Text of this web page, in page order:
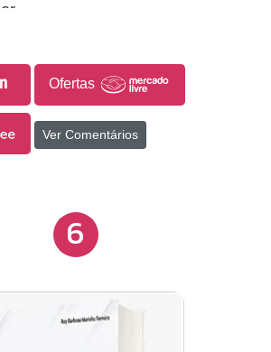
A
de um direito a outro, de
classe dos modos originários de
se, porém, não se adquire de
já começou a formar-se
Em nosso ordenamento
enormidade de formas de
inúmeras vantagens
propriedade, tanto urbana quanto
fundiária, a pessoa recebe
Ofertas
Ver Comentários
6